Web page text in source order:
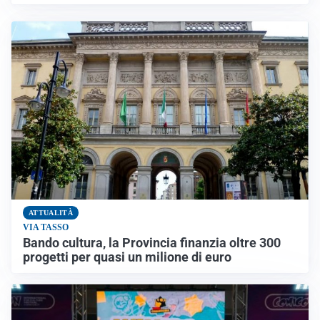
ATTUALITÀ
VIA TASSO
Bando cultura, la Provincia finanzia oltre 300
progetti per quasi un milione di euro